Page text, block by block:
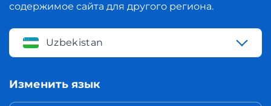
содержимое сайта для другого региона.
Uzbekistan
Изменить язык